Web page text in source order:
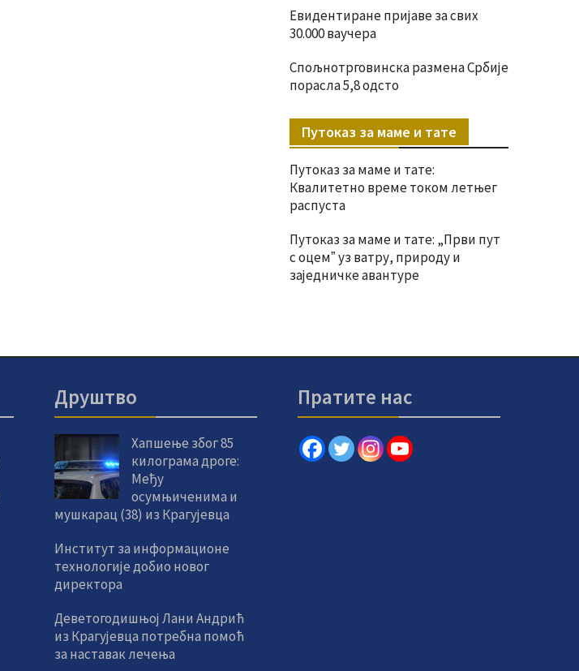
Евидентиране пријаве за свих
30.000 ваучера
Спољнотрговинска размена Србије
порасла 5,8 одсто
Путоказ за маме и тате
Путоказ за маме и тате:
Квалитетно време током летњег
распуста
Путоказ за маме и тате: „Први пут
с оцемˮ уз ватру, природу и
заједничке авантуре
Друштво
Хапшење због 85
килограма дроге:
Међу
осумњиченима и
мушкарац (38) из Крагујевца
Институт за информационе
технологије добио новог
директора
Деветогодишњој Лани Андрић
из Крагујевца потребна помоћ
за наставак лечења
Пратите нас